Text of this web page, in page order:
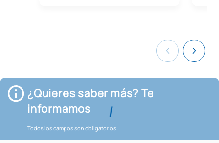
¿Quieres saber más? Te
informamos
Todos los campos son obligatorios